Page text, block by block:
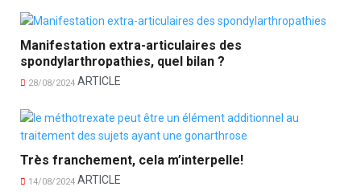
Manifestation extra-articulaires des
spondylarthropathies, quel bilan ?
28/08/2024 ARTICLE
Très franchement, cela m’interpelle!
14/08/2024 ARTICLE